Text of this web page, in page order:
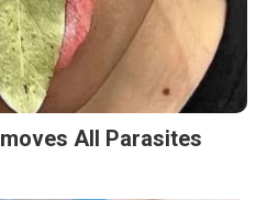
All Parasites